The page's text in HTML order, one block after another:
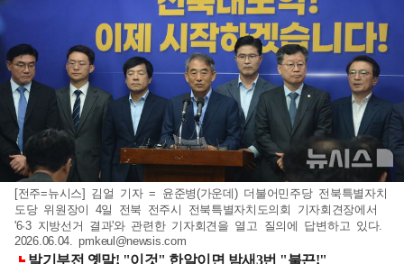
[전주=뉴시스] 김얼 기자 = 윤준병(가운데) 더불어민주당 전북특별자치
도당 위원장이 4일 전북 전주시 전북특별자치도의회 기자회견장에서
'6·3 지방선거 결과'와 관련한 기자회견을 열고 질의에 답변하고 있다.
2026.06.04.pmkeul@newsis.com